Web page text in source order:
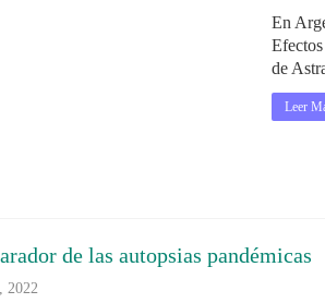
En
de
Leer
de las autopsias pandémicas
2022